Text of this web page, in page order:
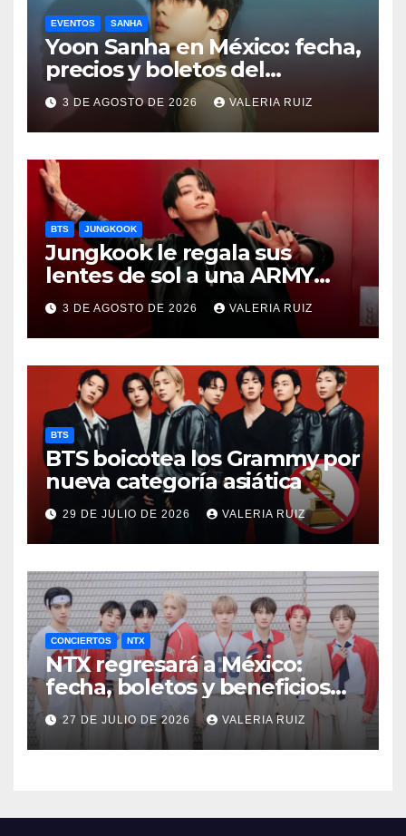
EVENTOS SANHA
Yoon Sanha en México: fecha,
precios y boletos del
FANCON
3 DE AGOSTO DE 2026 VALERIA RUIZ
BTS JUNGKOOK
Jungkook le regala sus
lentes de sol a una ARMY
durante concierto de BTS
3 DE AGOSTO DE 2026 VALERIA RUIZ
BTS
BTS boicotea los Grammy por
nueva categoría asiática
29 DE JULIO DE 2026 VALERIA RUIZ
CONCIERTOS NTX
NTX regresará a México:
fecha, boletos y beneficios
VIP
27 DE JULIO DE 2026 VALERIA RUIZ